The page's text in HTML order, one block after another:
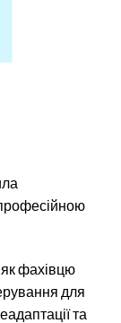
фахівцю
для
та